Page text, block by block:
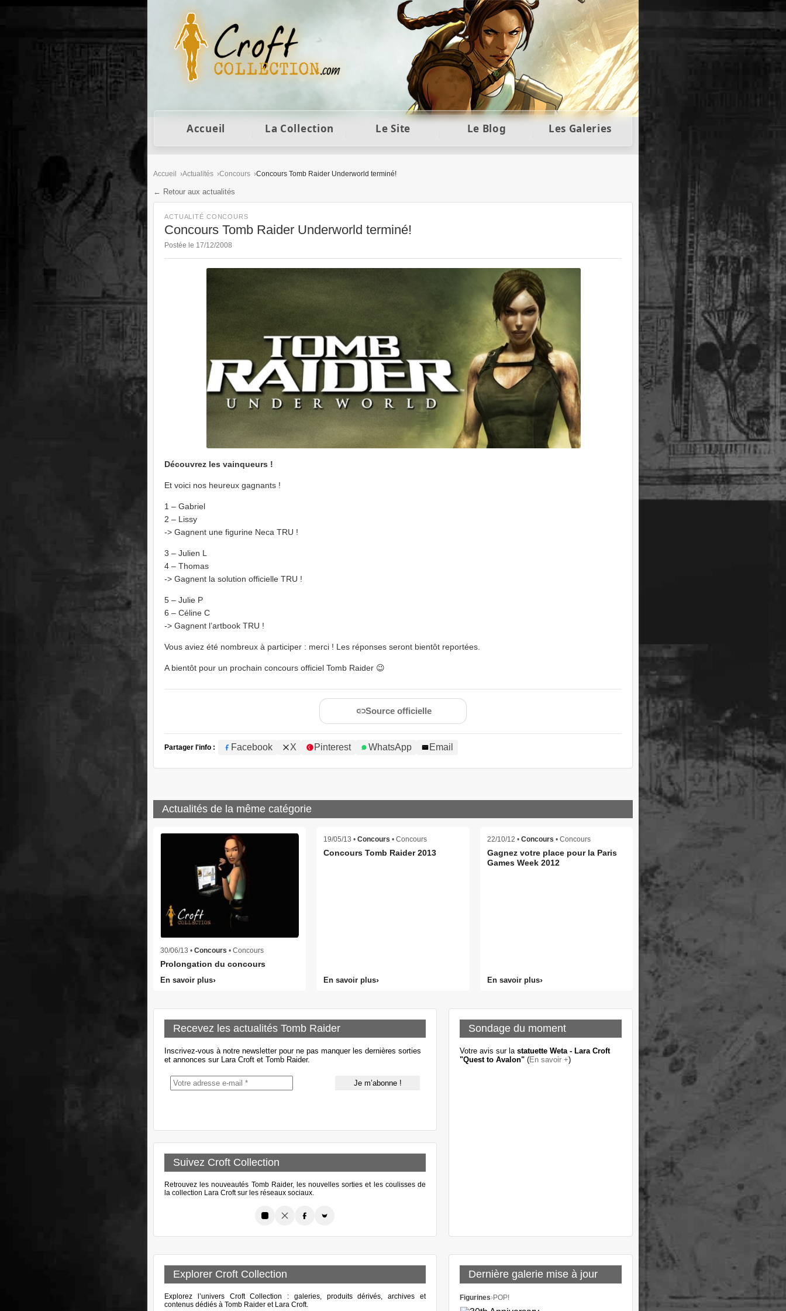
Figurines Lara Croft et collection Tomb Raider : statues, objets et collectors
Accueil La Collection Le Site Le Blog Les Galeries
Accueil Actualités Concours Concours Tomb Raider Underworld terminé!
← Retour aux actualités
ACTUALITÉ CONCOURS
Concours Tomb Raider Underworld terminé!
Postée le 17/12/2008
Découvrez les vainqueurs !
Et voici nos heureux gagnants !
1 – Gabriel
2 – Lissy
-> Gagnent une figurine Neca TRU !
3 – Julien L
4 – Thomas
-> Gagnent la solution officielle TRU !
5 – Julie P
6 – Céline C
-> Gagnent l’artbook TRU !
Vous aviez été nombreux à participer : merci ! Les réponses seront bientôt reportées.
A bientôt pour un prochain concours officiel Tomb Raider 😉
Source officielle
Partager l'info : Facebook X Pinterest WhatsApp Email
Actualités de la même catégorie
30/06/13 • Concours • Concours
Prolongation du concours
En savoir plus
19/05/13 •Concours • Concours
Concours Tomb Raider 2013
En savoir plus
22/10/12 • Concours • Concours
Gagnez votre place pour la Paris
Games Week 2012
En savoir plus
Recevez les actualités Tomb Raider
Inscrivez-vous à notre newsletter pour ne pas manquer les dernières sorties
et annonces sur Lara Croft et Tomb Raider.
Suivez Croft Collection
Retrouvez les nouveautés Tomb Raider, les nouvelles sorties et les coulisses de
la collection Lara Croft sur les réseaux sociaux.
Sondage du moment
Votre avis sur la statuette Weta - Lara Croft
"Quest to Avalon" (En savoir +)
Explorer Croft Collection
Explorez l’univers Croft Collection : galeries, produits dérivés, archives et
contenus dédiés à Tomb Raider et Lara Croft.
Dernière galerie mise à jour
Figurines›POP!